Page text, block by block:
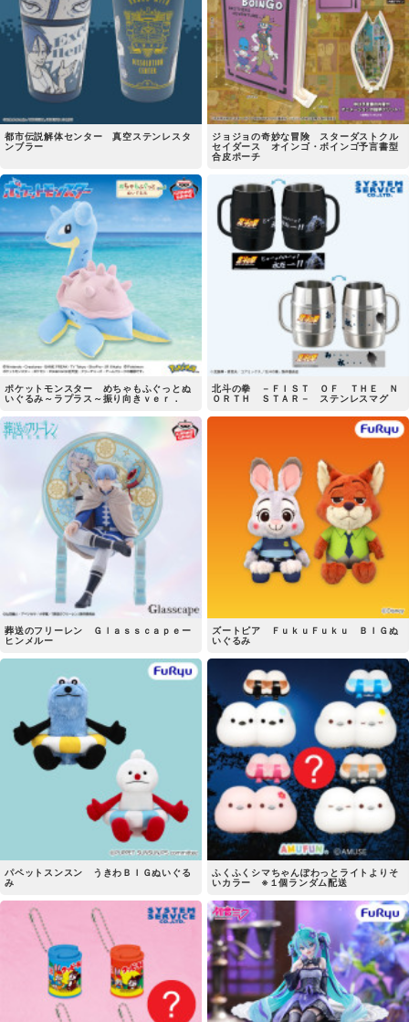
都市伝説解体センター 真空ステンレスタ
ンブラー
ジョジョの奇妙な冒険 スターダストクル
セイダース オインゴ・ボインゴ予言書型
合皮ポーチ
ポケットモンスター めちゃもふぐっとぬ
いぐるみ～ラプラス～振り向きｖｅｒ．
北斗の拳 －ＦＩＳＴ ＯＦ ＴＨＥ Ｎ
ＯＲＴＨ ＳＴＡＲ－ ステンレスマグ
葬送のフリーレン Ｇｌａｓｓｃａｐｅー
ヒンメルー
ズートピア ＦｕｋｕＦｕｋｕ ＢＩＧぬ
いぐるみ
パペットスンスン うきわＢＩＧぬいぐる
み
ふくふくシマちゃんぽわっとライトよりそ
いカラー ※１個ランダム配送